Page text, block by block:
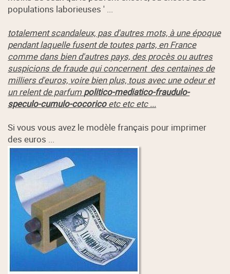
populations laborieuses ' ...
totalement scandaleux, pas d'autres mots, à une époque
pendant laquelle fusent de toutes parts, en France
comme dans bien d'autres pays, des procès ou autres
suspicions de fraude qui concernent des centaines de
milliers d'euros, voire bien plus, tous avec une odeur et
un relent de parfum politico-mediatico-fraudulo-
speculo-cumulo-cocoricoetc etc etc ...
Si vous vous avez le modèle français pour imprimer
des euros ...